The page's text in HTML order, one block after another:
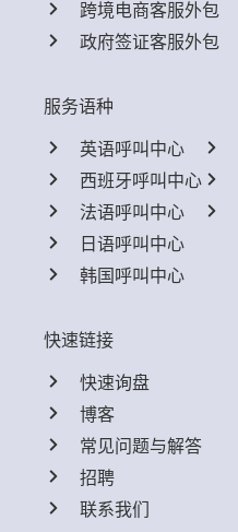
跨境电商客服外包
政府签证客服外包
服务语种
英语呼叫中心
西班牙呼叫中心
法语呼叫中心
日语呼叫中心
韩国呼叫中心
快速链接
快速询盘
博客
常见问题与解答
招聘
联系我们